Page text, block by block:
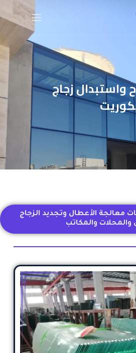
واستبدال زجاج
معالجة الأعطال وتجديد الزجاج
والمحلات والمكاتب